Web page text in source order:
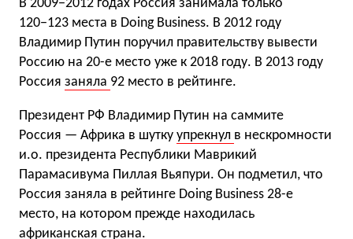
В 2009−2012 годах Россия занимала только
120−123 места в Doing Business. В 2012 году
Владимир Путин поручил правительству вывести
Россию на 20-е место уже к 2018 году. В 2013 году
Россия заняла 92 место в рейтинге.
Президент РФ Владимир Путин на саммите
Россия — Африка в шутку упрекнул в нескромности
и.о. президента Республики Маврикий
Парамасивума Пиллая Вьяпури. Он подметил, что
Россия заняла в рейтинге Doing Business 28-е
место, на котором прежде находилась
африканская страна.